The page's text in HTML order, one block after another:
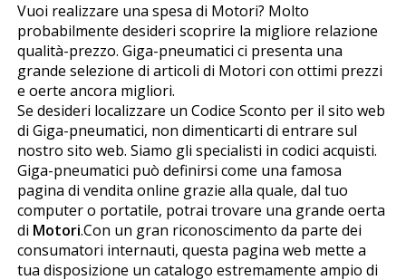
Vuoi realizzare una spesa di Motori? Molto
probabilmente desideri scoprire la migliore relazione
qualità-prezzo. Giga-pneumatici ci presenta una
grande selezione di articoli di Motori con ottimi prezzi
e offerte ancora migliori.
Se desideri localizzare un Codice Sconto per il sito web
di Giga-pneumatici, non dimenticarti di entrare sul
nostro sito web. Siamo gli specialisti in codici acquisti.
Giga-pneumatici può definirsi come una famosa
pagina di vendita online grazie alla quale, dal tuo
computer o portatile, potrai trovare una grande offerta
di Motori.Con un gran riconoscimento da parte dei
consumatori internauti, questa pagina web mette a
tua disposizione un catalogo estremamente ampio di